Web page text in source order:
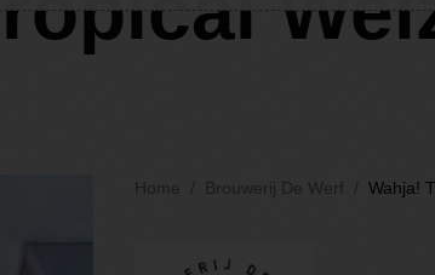
Home Brouwerij De Werf Wahja!